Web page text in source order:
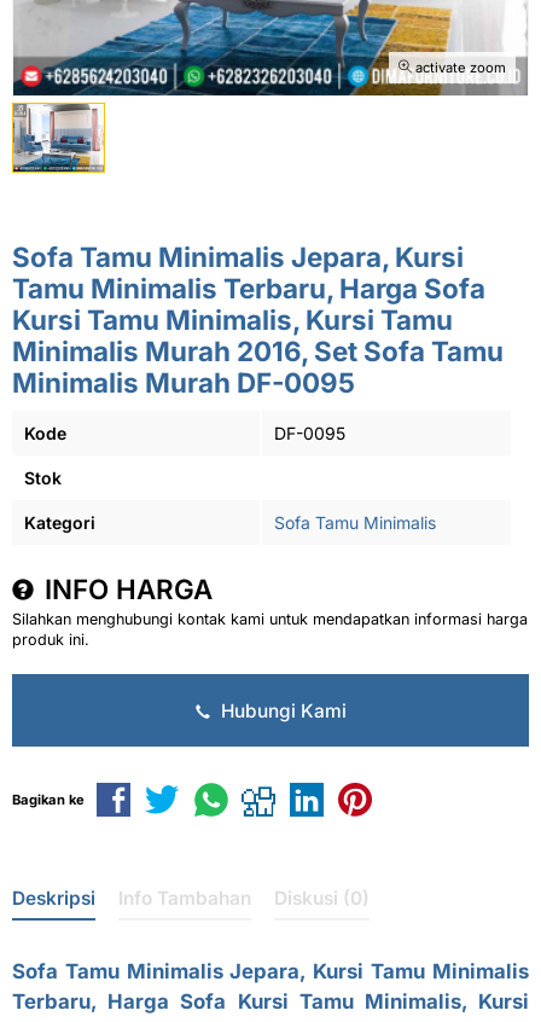
activate zoom
Sofa Tamu Minimalis Jepara, Kursi
Tamu Minimalis Terbaru, Harga Sofa
Kursi Tamu Minimalis, Kursi Tamu
Minimalis Murah 2016, Set Sofa Tamu
Minimalis Murah DF-0095
Kode DF-0095
Stok
Kategori Sofa Tamu Minimalis
INFO HARGA
Silahkan menghubungi kontak kami untuk mendapatkan informasi harga
produk ini.
Hubungi Kami
Bagikan ke
Deskripsi Info Tambahan Diskusi (0)
Sofa Tamu Minimalis Jepara, Kursi Tamu Minimalis
Terbaru, Harga Sofa Kursi Tamu Minimalis, Kursi